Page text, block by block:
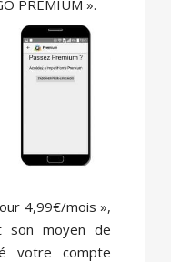
PREMIUM ».
4,99€/mois »,
son moyen de
votre compte